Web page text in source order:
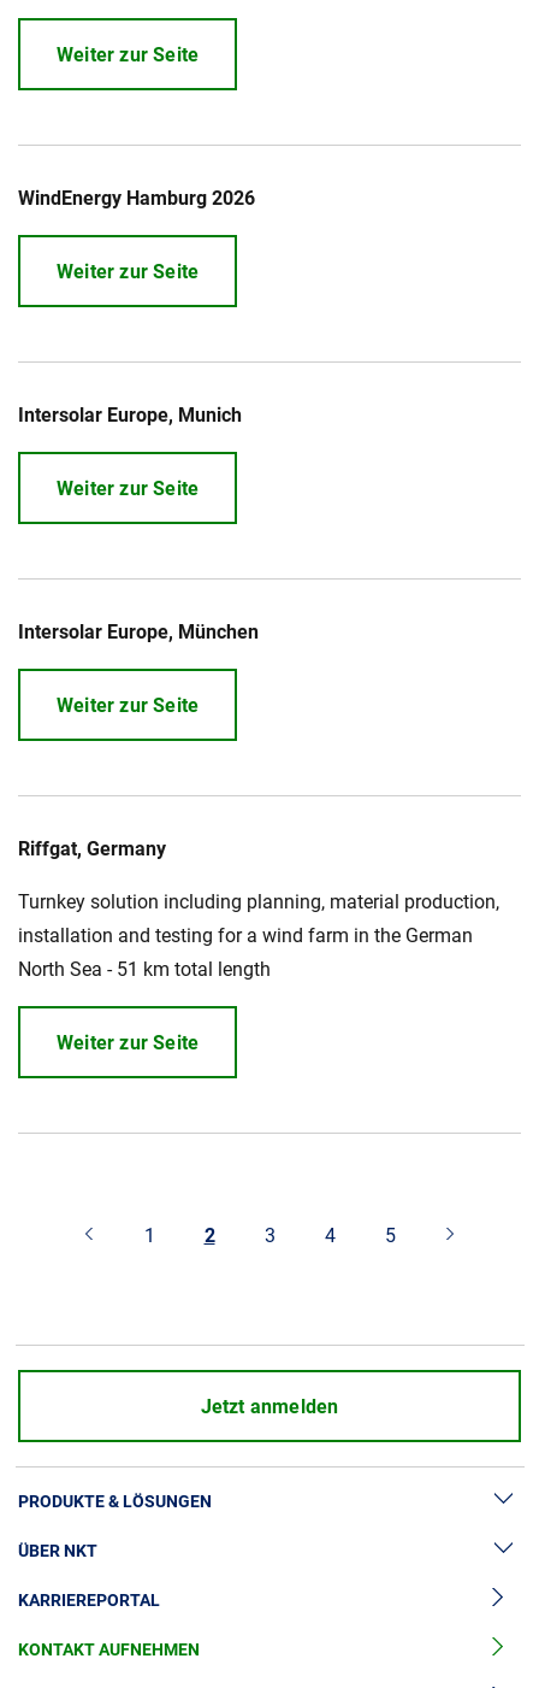
Weiter zur Seite
WindEnergy Hamburg 2026
Weiter zur Seite
Intersolar Europe, Munich
Weiter zur Seite
Intersolar Europe, München
Weiter zur Seite
Riffgat, Germany
Turnkey solution including planning, material production,
installation and testing for a wind farm in the German
North Sea - 51 km total length
Weiter zur Seite
1 2 3 4 5
Jetzt anmelden
PRODUKTE & LÖSUNGEN
Hochspannung
Kabelgarnituren
Mittelspannungskabel
ÜBER NKT
News & Presse
Unsere Geschichte
KARRIEREPORTAL
KONTAKT AUFNEHMEN